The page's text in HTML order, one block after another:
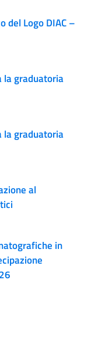
del Logo DIAC –
graduatoria
graduatoria
al
in